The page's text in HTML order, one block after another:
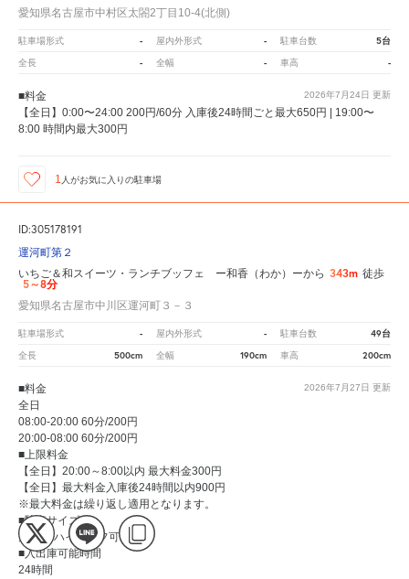
愛知県名古屋市中村区太閤2丁目10-4(北側)
駐車場形式 - 屋内外形式 - 駐車台数 5台
全長 - 全幅 - 車高 -
2026年7月24日 更新
■料金
【全日】0:00〜24:00 200円/60分 入庫後24時間ごと最大650円 | 19:00〜
8:00 時間内最大300円
1 人がお気に入りの駐車場
ID:305178191
運河町第２
いちご＆和スイーツ・ランチブッフェ ー和香（わか）ーから 343m 徒歩
5～8分
愛知県名古屋市中川区運河町３－３
駐車場形式 - 屋内外形式 - 駐車台数 49台
全長 500cm 全幅 190cm 車高 200cm
2026年7月27日 更新
■料金
全日
08:00-20:00 60分/200円
20:00-08:00 60分/200円
■上限料金
【全日】20:00～8:00以内 最大料金300円
【全日】最大料金入庫後24時間以内900円
※最大料金は繰り返し適用となります。
■駐車サイズ
大型可 ハイルーフ可
■入出庫可能時間
24時間